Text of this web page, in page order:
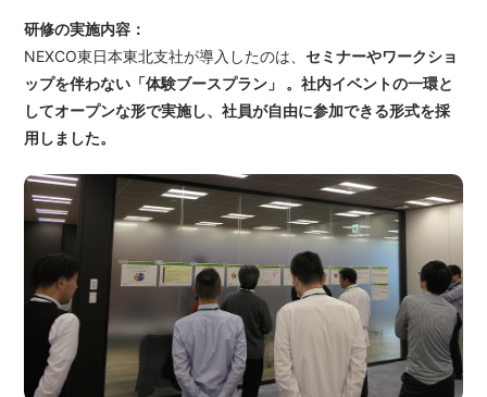
研修の実施内容：
NEXCO東日本東北支社が導入したのは、セミナーやワークショ
ップを伴わない「体験ブースプラン」 。社内イベントの一環と
してオープンな形で実施し、社員が自由に参加できる形式を採
用しました。